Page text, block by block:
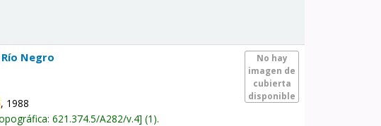
No hay
imagen de
cubierta
disponible
Río Negro
, 1988
621.374.5/A282/v.4 (1).